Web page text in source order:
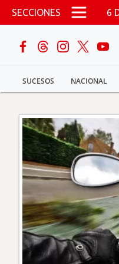
Pasar al contenido
SECCIONES 6
SUCESOS NACIONAL
buscar
Sucesos
Nacional
Política
Show
Deportes
Mundo